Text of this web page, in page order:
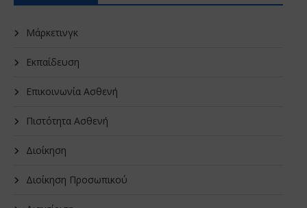
Μάρκετινγκ
Εκπαίδευση
Επικοινωνία Ασθενή
Πιστότητα Ασθενή
Διοίκηση
Διοίκηση Προσωπικού